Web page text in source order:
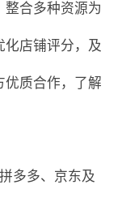
合多种资源为
店铺评分，及
优质合作，了解
多多、京东及